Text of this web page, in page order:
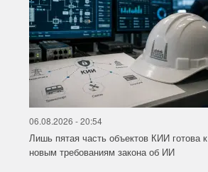
06.08.2026 - 20:54
Лишь пятая часть объектов КИИ готова к
новым требованиям закона об ИИ